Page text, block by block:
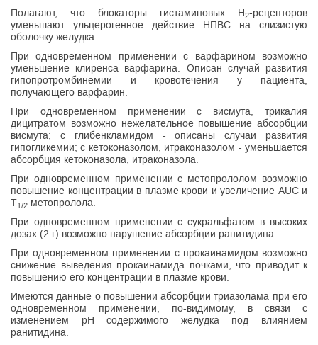
Полагают, что блокаторы гистаминовых H2-рецепторов
уменьшают ульцерогенное действие НПВС на слизистую
оболочку желудка.
При одновременном применении с варфарином возможно
уменьшение клиренса варфарина. Описан случай развития
гипопротромбинемии и кровотечения у пациента,
получающего варфарин.
При одновременном применении с висмута, трикалия
дицитратом возможно нежелательное повышение абсорбции
висмута; с глибенкламидом - описаны случаи развития
гипогликемии; с кетоконазолом, итраконазолом - уменьшается
абсорбция кетоконазола, итраконазола.
При одновременном применении с метопрололом возможно
повышение концентрации в плазме крови и увеличение AUC и
T1/2 метопролола.
При одновременном применении с сукральфатом в высоких
дозах (2 г) возможно нарушение абсорбции ранитидина.
При одновременном применении с прокаинамидом возможно
снижение выведения прокаинамида почками, что приводит к
повышению его концентрации в плазме крови.
Имеются данные о повышении абсорбции триазолама при его
одновременном применении, по-видимому, в связи с
изменением pH содержимого желудка под влиянием
ранитидина.